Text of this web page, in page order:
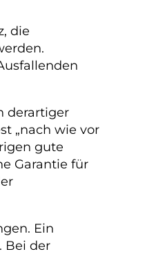
die
derartiger
„nach wie vor
gute
Garantie für
Ein
Bei der